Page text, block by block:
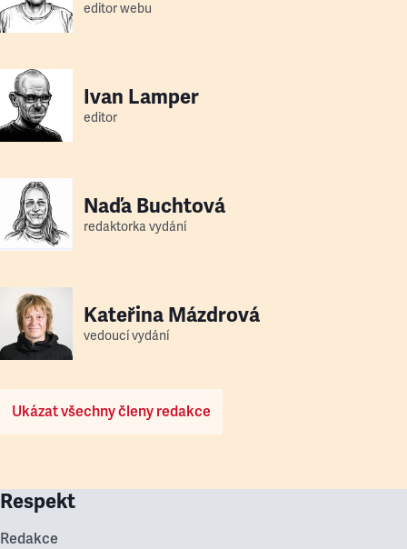
editor webu
Ivan Lamper
editor
Naďa Buchtová
redaktorka vydání
Kateřina Mázdrová
vedoucí vydání
Ukázat všechny členy redakce
Respekt
Redakce